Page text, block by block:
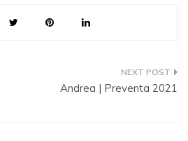
Andrea | Preventa 2021